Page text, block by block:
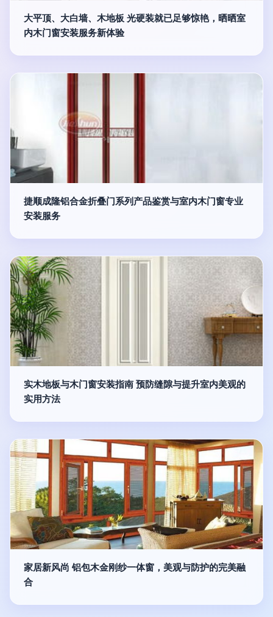
大平顶、大白墙、木地板 光硬装就已足够惊艳，晒晒室
内木门窗安装服务新体验
捷顺成隆铝合金折叠门系列产品鉴赏与室内木门窗专业
安装服务
实木地板与木门窗安装指南 预防缝隙与提升室内美观的
实用方法
家居新风尚 铝包木金刚纱一体窗，美观与防护的完美融
合